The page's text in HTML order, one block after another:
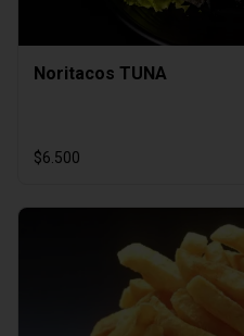
Noritacos TUNA
$6.500